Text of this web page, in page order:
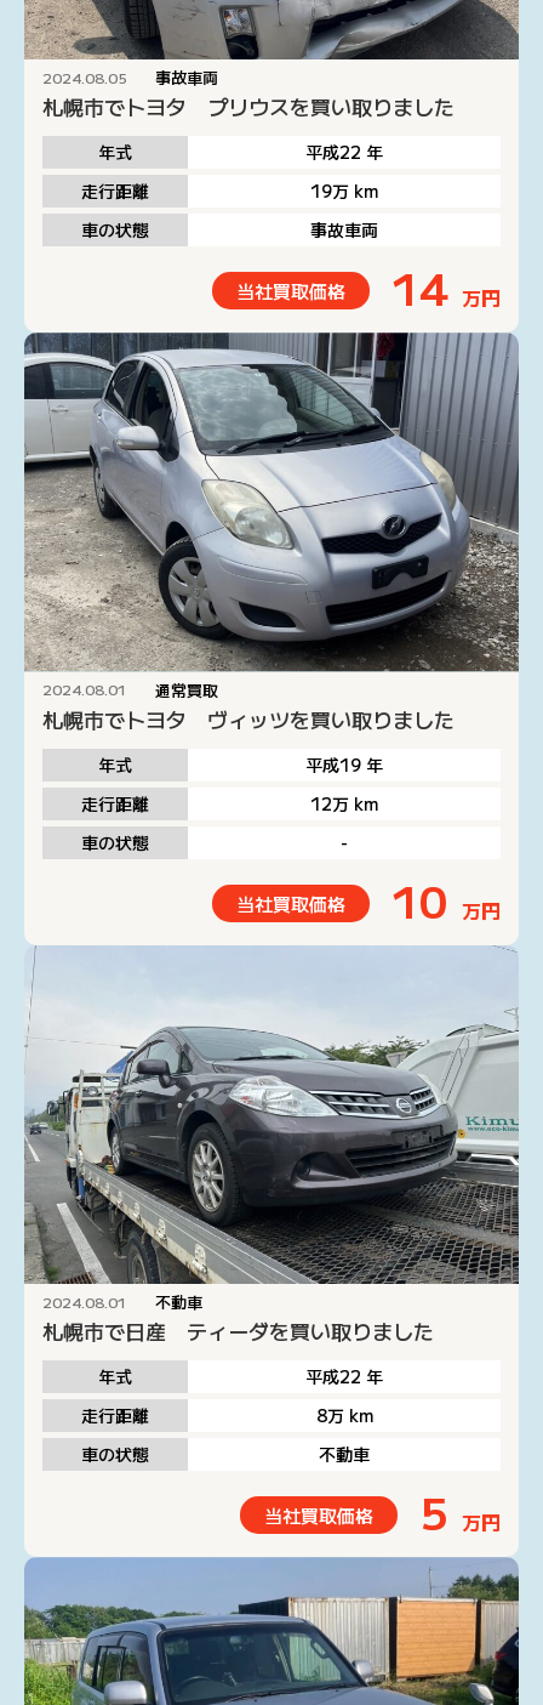
2024.08.05 事故車両
札幌市でトヨタ プリウスを買い取りました
年式 平成22 年
走行距離
19万 km
車の状態
事故車両
当社買取価格 14 万円
2024.08.01 通常買取
札幌市でトヨタ ヴィッツを買い取りました
年式 平成19 年
走行距離
12万 km
車の状態
-
当社買取価格 10 万円
2024.08.01 不動車
札幌市で日産 ティーダを買い取りました
年式 平成22 年
走行距離
8万 km
車の状態
不動車
当社買取価格 5 万円